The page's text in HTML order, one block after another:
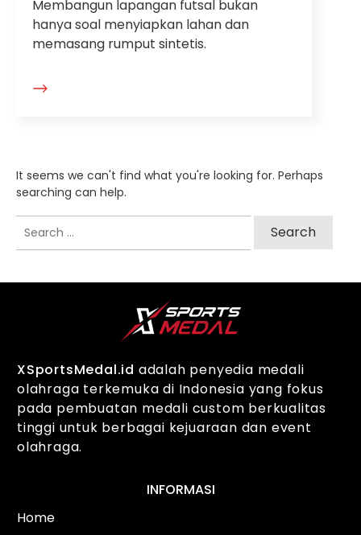
Membangun lapangan futsal bukan
hanya soal menyiapkan lahan dan
memasang rumput sintetis.
It seems we can't find what you're looking for. Perhaps
searching can help.
Search
for:
XSportsMedal.id adalah penyedia medali
olahraga terkemuka di Indonesia yang fokus
pada pembuatan medali custom berkualitas
tinggi untuk berbagai kejuaraan dan event
olahraga.
INFORMASI
Home